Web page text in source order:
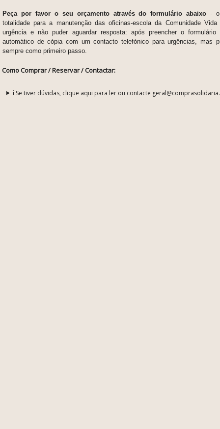
Peça por favor o seu orçamento através do formulário abaixo-
totalidade para a manutenção das oficinas-escola da Comunidade
urgência e não puder aguardar resposta: após preencher o
automático de cópia com um contacto telefónico para urgências, mas
sempre como primeiro passo.
Como Comprar / Reservar / Contactar:
ℹ️ Se tiver dúvidas, clique aqui para ler ou contacte